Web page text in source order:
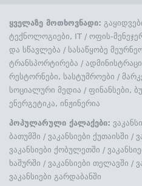
ყველაზე მოთხოვნადი:
ტექნოლოგიები, IT / ოფის-
და სწავლება / სასაწყობე
ტრანსპორტირება /
რესტორნები, სასტუმროები /
სოციალური მედია / ფინანსები,
ენერგეტიკა, ინჟინერია
პოპულარული ქალაქები:
ბათუმში / ვაკანსიები ქუთაისში /
ვაკანსიები ქობულეთში /
ხაშურში / ვაკანსიები თელავში /
ვაკანსიები გარდაბანში